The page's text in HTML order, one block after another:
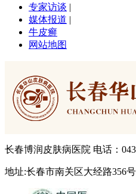
专家访谈 |
媒体报道 |
牛皮癣
网站地图
长春博润皮肤病医院 电话：
地址:长春市南关区大经路356